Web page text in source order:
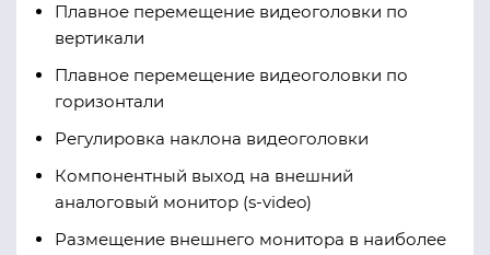
Плавное перемещение видеоголовки по
вертикали
Плавное перемещение видеоголовки по
горизонтали
Регулировка наклона видеоголовки
Компонентный выход на внешний
аналоговый монитор (s-video)
Размещение внешнего монитора в наиболее